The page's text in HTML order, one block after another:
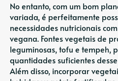
No entanto, com um bom
variada, é perfeitamente
necessidades nutricionais
vegana. Fontes vegetais de
leguminosas, tofu e tempeh,
quantidades suficientes
Além disso, incorporar